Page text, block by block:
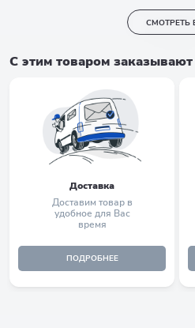
СМОТРЕТЬ
С этим товаром заказывают
Доставка
Доставим товар в
удобное для Вас
время
ПОДРОБНЕЕ